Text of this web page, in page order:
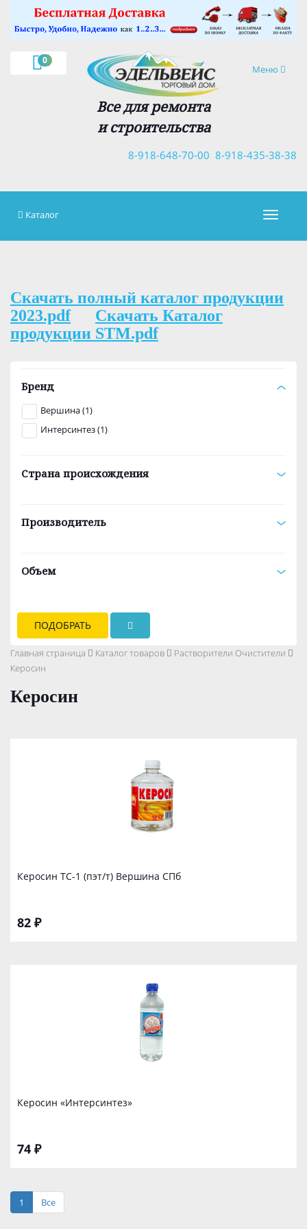
0
Навигация
Меню
Все для ремонта
и строительства
8-918-435-38-38
8-918-648-70-00
×
Каталог
Скачать полный каталог продукции
2023.pdf
Скачать Каталог
продукции STM.pdf
Бренд
Вершина (1)
Интерсинтез (1)
Страна происхождения
Производитель
Объем
ПОДОБРАТЬ
Главная страница Каталог товаров
Растворители Очистители
Керосин
Керосин
Керосин ТС-1 (пэт/т) Вершина СПб
82 ₽
Керосин «Интерсинтез»
74 ₽
1 Все